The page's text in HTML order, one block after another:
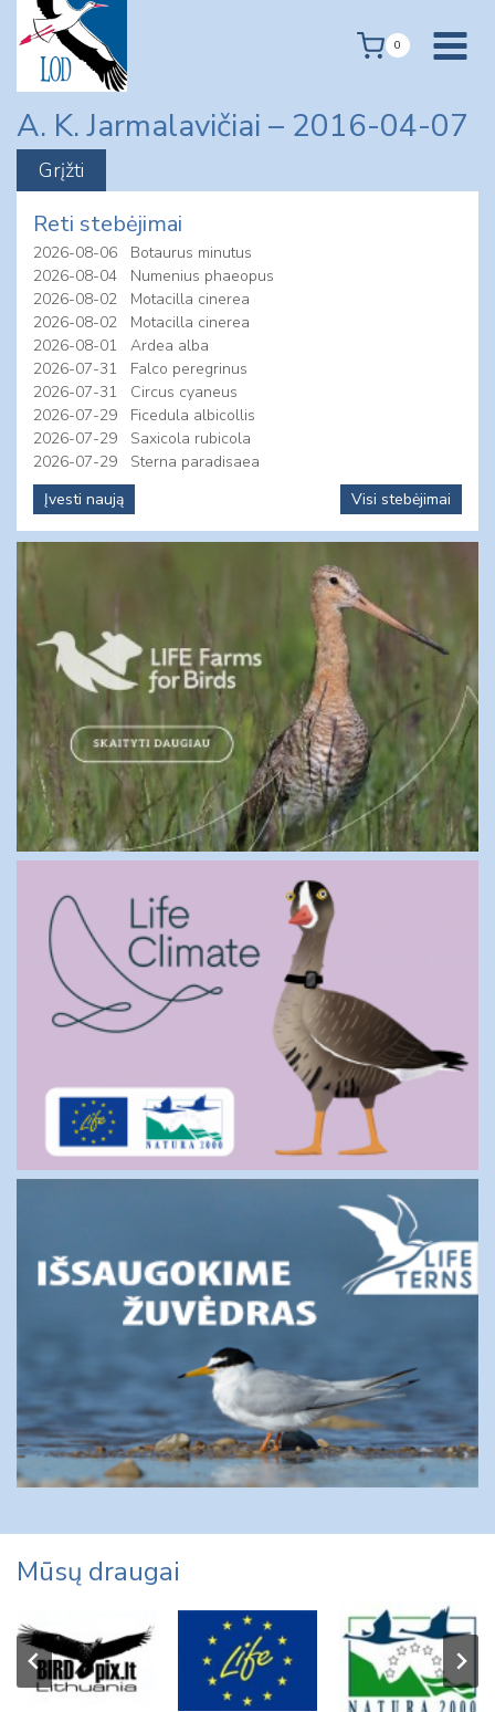
content
0
A. K. Jarmalavičiai – 2016-04-07
Reti stebėjimai
2026-08-06
Botaurus minutus
2026-08-04
Numenius phaeopus
2026-08-02
Motacilla cinerea
2026-08-02
Motacilla cinerea
2026-08-01
Ardea alba
2026-07-31
Falco peregrinus
2026-07-31
Circus cyaneus
2026-07-29
Ficedula albicollis
2026-07-29
Saxicola rubicola
2026-07-29
Sterna paradisaea
Įvesti naują
Visi stebėjimai
Mūsų draugai